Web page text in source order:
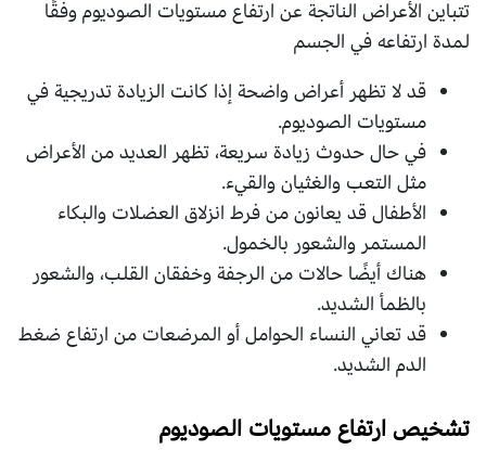
تتباين الأعراض الناتجة عن ارتفاع مستويات الصوديوم وفقًا
لمدة ارتفاعه في الجسم
قد لا تظهر أعراض واضحة إذا كانت الزيادة تدريجية في
مستويات الصوديوم.
في حال حدوث زيادة سريعة، تظهر العديد من الأعراض
مثل التعب والغثيان والقيء.
الأطفال قد يعانون من فرط انزلاق العضلات والبكاء
المستمر والشعور بالخمول.
هناك أيضًا حالات من الرجفة وخفقان القلب، والشعور
بالظمأ الشديد.
قد تعاني النساء الحوامل أو المرضعات من ارتفاع ضغط
الدم الشديد.
تشخيص ارتفاع مستويات الصوديوم